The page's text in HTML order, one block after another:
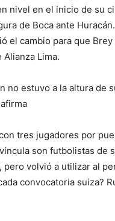
nivel en el inicio de su
de Boca ante
el cambio para que
Lima.
no estuvo a la altura de
tres jugadores por
son futbolistas de
pero volvió a utilizar al
convocatoria suiza?